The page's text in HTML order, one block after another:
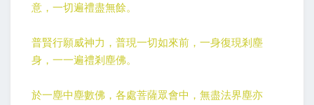
意，一切遍禮盡無餘。
普賢行願威神力，普現一切如來前，一身復現剎塵
身，一一遍禮剎塵佛。
於一塵中塵數佛，各處菩薩眾會中，無盡法界塵亦